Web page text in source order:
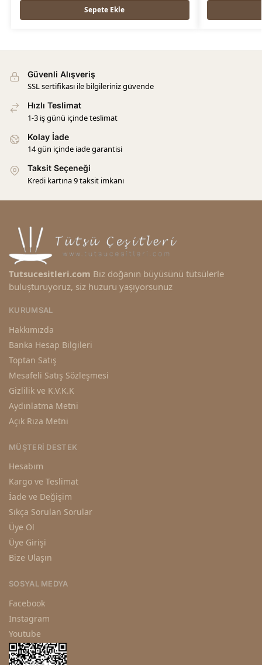
Sepete Ekle
Güvenli Alışveriş
SSL sertifikası ile bilgileriniz güvende
Hızlı Teslimat
1-3 iş günü içinde teslimat
Kolay İade
14 gün içinde iade garantisi
Taksit Seçeneği
Kredi kartına 9 taksit imkanı
Tutsucesitleri.com Biz doğanın büyüsünü tütsülerle
buluşturuyoruz, siz huzuru yaşıyorsunuz
KURUMSAL
Hakkımızda
Banka Hesap Bilgileri
Toptan Satış
Mesafeli Satış Sözleşmesi
Gizlilik ve K.V.K.K
Aydınlatma Metni
Açık Rıza Metni
MÜŞTERI DESTEK
Hesabım
Kargo ve Teslimat
İade ve Değişim
Sıkça Sorulan Sorular
Üye Ol
Üye Girişi
Bize Ulaşın
SOSYAL MEDYA
Facebook
Instagram
Youtube